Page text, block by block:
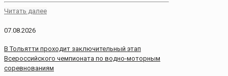
Читать далее
07.08.2026
В Тольятти проходит заключительный этап
Всероссийского чемпионата по водно-моторным
соревнованиям